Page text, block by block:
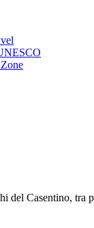
del Casentino, tra